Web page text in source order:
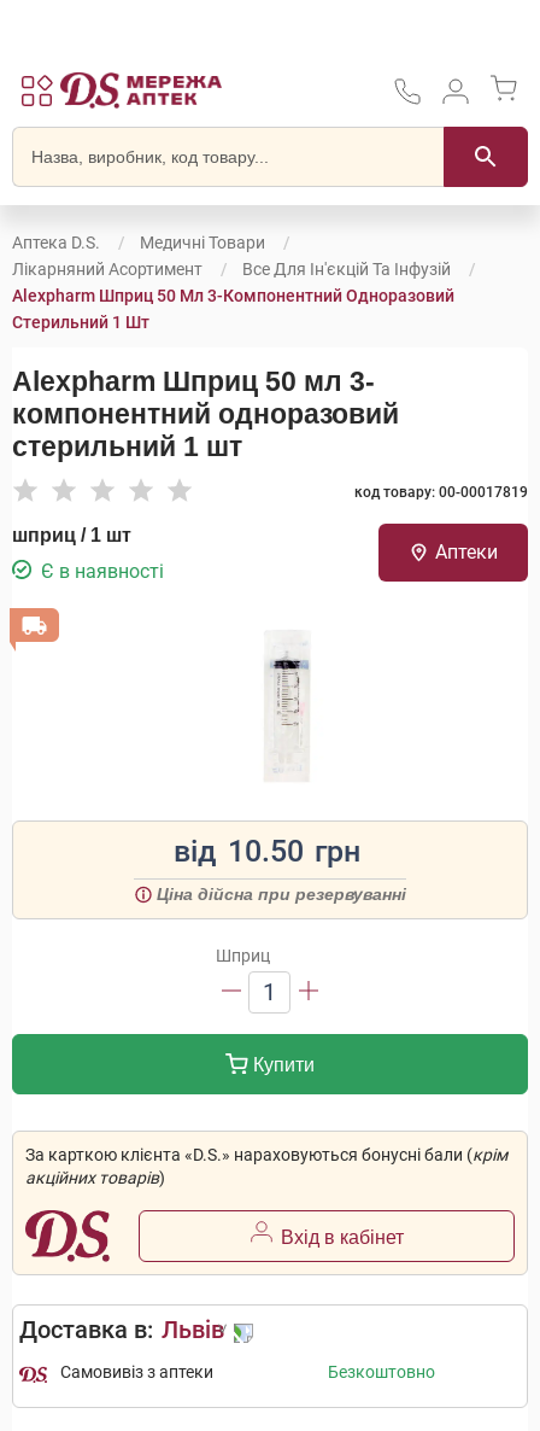
Аптека D.S.
Медичні Товари
Лікарняний Асортимент
Все Для Ін'єкцій Та Інфузій
Alexpharm Шприц 50 Мл 3-Компонентний Одноразовий
Стерильний 1 Шт
Alexpharm Шприц 50 мл 3-
компонентний одноразовий
стерильний 1 шт
код товару: 00-00017819
шприц / 1 шт
Є в наявності
Аптеки
від 10.50 грн
Ціна дійсна при резервуванні
Шприц
1
Купити
За карткою клієнта «D.S.» нараховуються бонусні бали (крім
акційних товарів)
Вхід в кабінет
Доставка в: Львів
Самовивіз з аптеки Безкоштовно